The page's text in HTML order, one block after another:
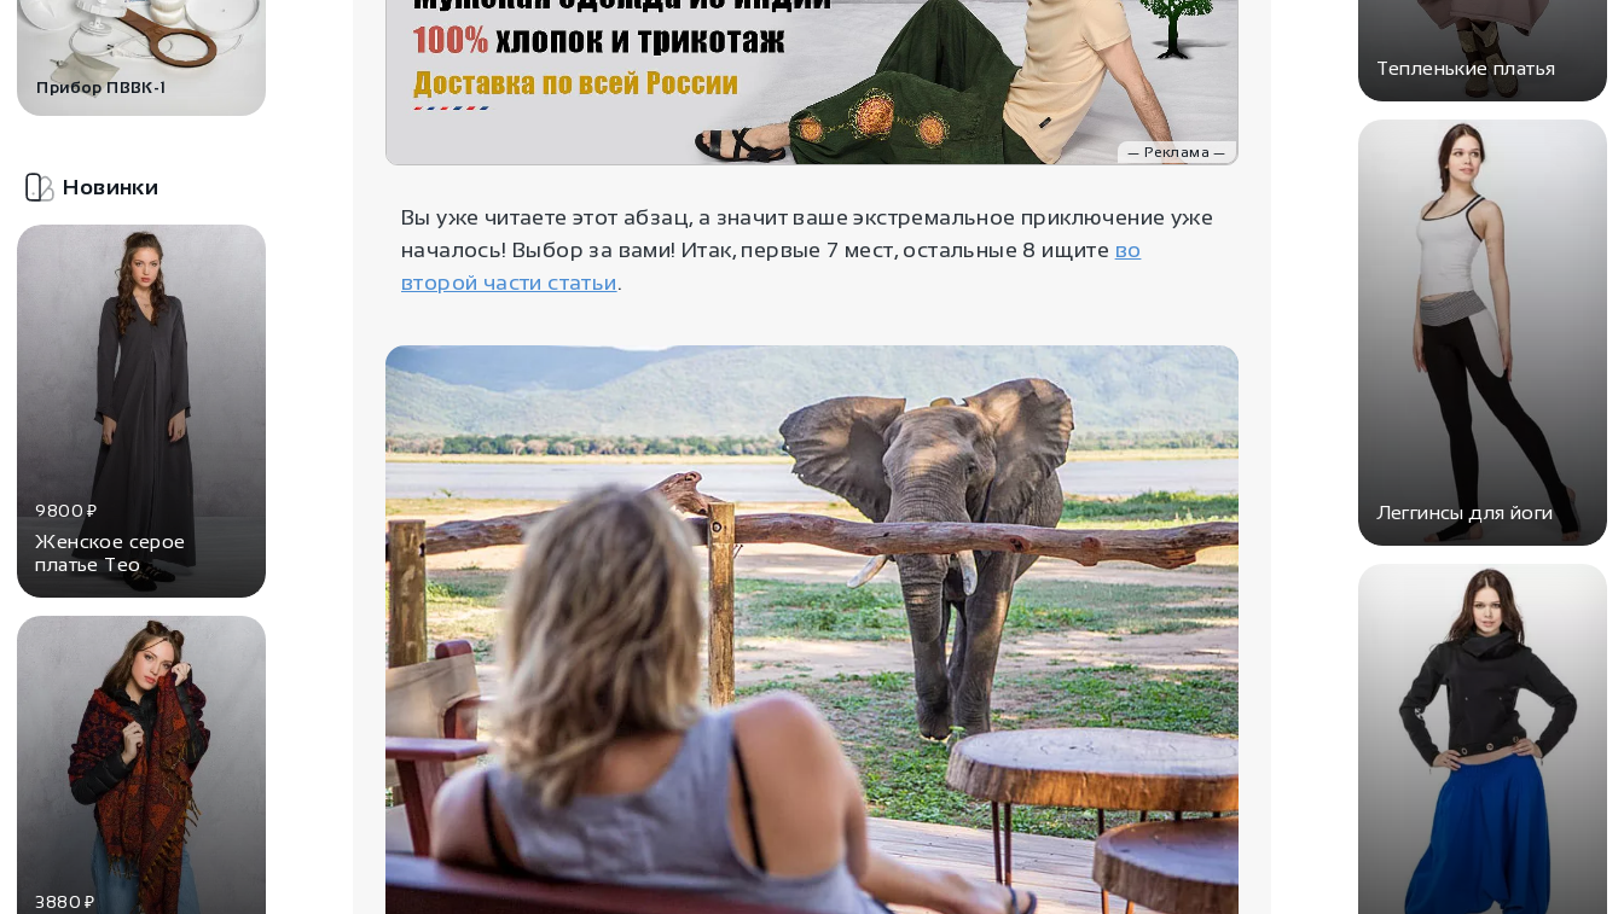
Прибор ПВВК-1
Новинки
9800₽
Женское серое
платье Тео
3880₽
— Реклама —
Вы уже читаете этот абзац, а значит ваше экстремальное приключение уже
началось! Выбор за вами! Итак, первые 7 мест, остальные 8 ищите во
второй части статьи.
Тепленькие платья
Леггинсы для йоги